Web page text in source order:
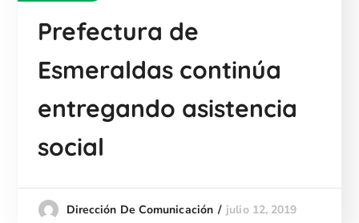
Prefectura de
Esmeraldas continúa
entregando asistencia
social
Dirección De Comunicación julio 12, 2019